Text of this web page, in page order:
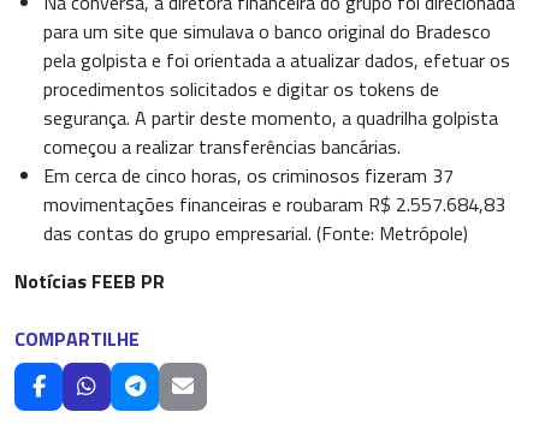
para um site que simulava o banco original do Bradesco
pela golpista e foi orientada a atualizar dados, efetuar os
procedimentos solicitados e digitar os tokens de
segurança. A partir deste momento, a quadrilha golpista
começou a realizar transferências bancárias.
Em cerca de cinco horas, os criminosos fizeram 37
movimentações financeiras e roubaram R$ 2.557.684,83
das contas do grupo empresarial. (Fonte: Metrópole)
Notícias FEEB PR
COMPARTILHE